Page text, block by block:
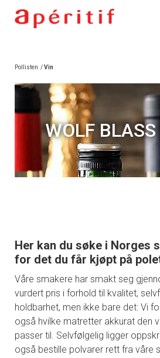
Pollisten /Vin
WOLF
Her kan du søke i Norges
for det du får kjøpt på
Våre smakere har smakt seg
vurdert pris i forhold til kvalitet,
holdbarhet, men ikke bare det: Vi
også hvilke matretter akkurat den
passer til. Selvfølgelig ligger
også bestille polvarer rett fra våre